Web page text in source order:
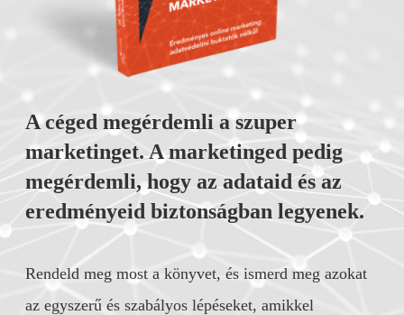
A céged megérdemli a szuper
marketinget. A marketinged pedig
megérdemli, hogy az adataid és az
eredményeid biztonságban legyenek.
Rendeld meg most a könyvet, és ismerd meg azokat
az egyszerű és szabályos lépéseket, amikkel